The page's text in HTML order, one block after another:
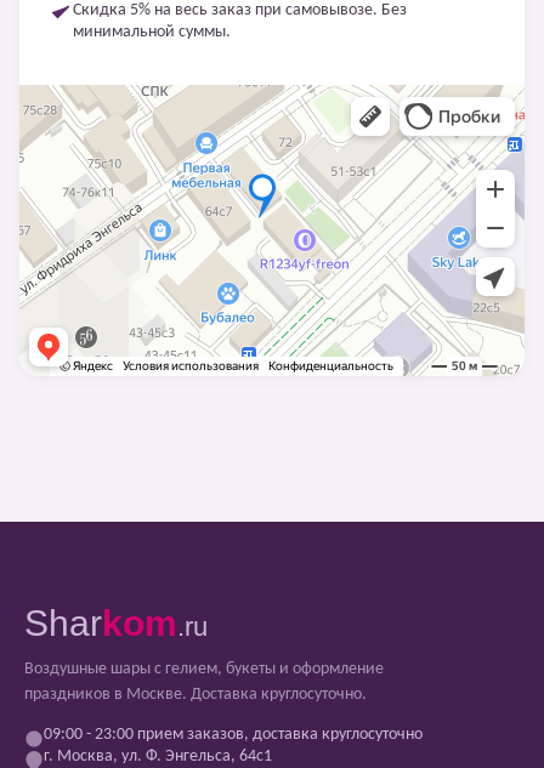
Скидка 5% на весь заказ при самовывозе. Без
минимальной суммы.
Sharkom.ru
Воздушные шары с гелием, букеты и оформление
праздников в Москве. Доставка круглосуточно.
09:00 - 23:00 прием заказов, доставка круглосуточно
г. Москва, ул. Ф. Энгельса, 64с1